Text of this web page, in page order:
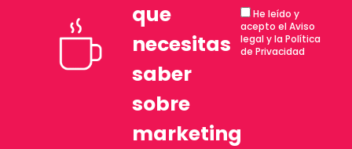
que
necesitas
saber
sobre
marketing
He leído y
acepto el Aviso
legal y la Política
de Privacidad